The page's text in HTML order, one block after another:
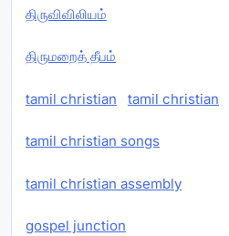
திருவிவிலியம்
திருமறைத் தீபம்
tamil christian tamil christian
tamil christian songs
tamil christian assembly
gospel junction